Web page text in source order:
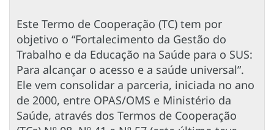
Este Termo de Cooperação (TC) tem por
objetivo o “Fortalecimento da Gestão do
Trabalho e da Educação na Saúde para o SUS:
Para alcançar o acesso e a saúde universal”.
Ele vem consolidar a parceria, iniciada no ano
de 2000, entre OPAS/OMS e Ministério da
Saúde, através dos Termos de Cooperação